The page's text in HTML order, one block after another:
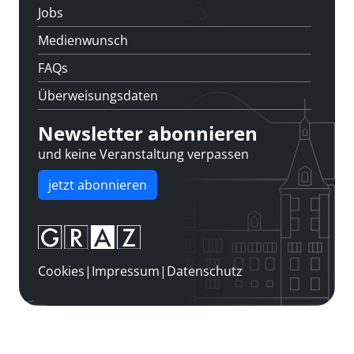
Jobs
Medienwunsch
FAQs
Überweisungsdaten
Newsletter abonnieren
und keine Veranstaltung verpassen
jetzt abonnieren
Cookies| Impressum| Datenschutz